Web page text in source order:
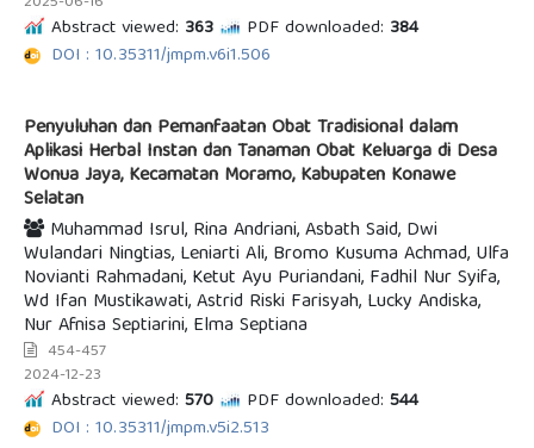
Abstract viewed: 363 PDF downloaded: 384
DOI : 10.35311/jmpm.v6i1.506
Penyuluhan dan Pemanfaatan Obat Tradisional dalam
Aplikasi Herbal Instan dan Tanaman Obat Keluarga di Desa
Wonua Jaya, Kecamatan Moramo, Kabupaten Konawe
Selatan
Muhammad Isrul, Rina Andriani, Asbath Said, Dwi
Wulandari Ningtias, Leniarti Ali, Bromo Kusuma Achmad, Ulfa
Novianti Rahmadani, Ketut Ayu Puriandani, Fadhil Nur Syifa,
Wd Ifan Mustikawati, Astrid Riski Farisyah, Lucky Andiska,
Nur Afnisa Septiarini, Elma Septiana
454-457
2024-12-23
Abstract viewed: 570 PDF downloaded: 544
DOI : 10.35311/jmpm.v5i2.513